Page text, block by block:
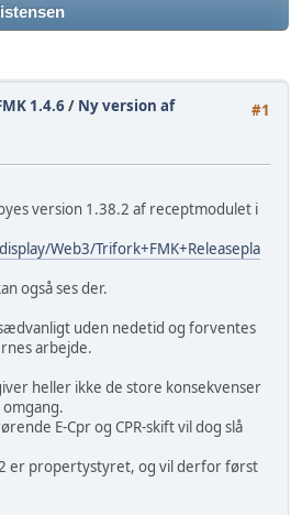
#1
1.4.6/ Ny version af
version 1.38.2 af receptmodulet i
Web3/Trifork+FMK+Releasepla
også ses der.
uden nedetid og forventes
arbejde.
heller ikke de store konsekvenser
E-Cpr og CPR-skift vil dog slå
er propertystyret, og vil derfor først